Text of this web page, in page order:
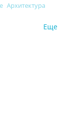
Архитектура
Еще